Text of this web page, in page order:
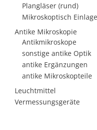
Plangläser (rund)
Mikroskoptisch
Antike Mikroskopie
Antikmikroskope
sonstige antike Optik
antike Ergänzungen
antike Mikroskopteile
Leuchtmittel
Vermessungsgeräte